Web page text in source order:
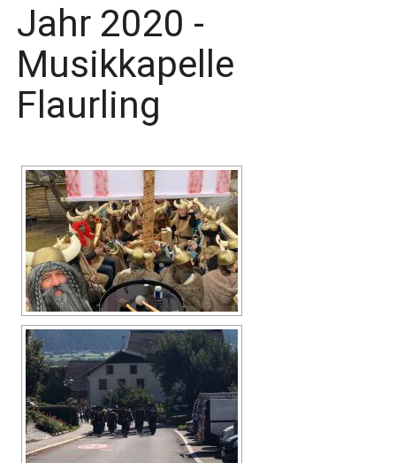
Jahr 2020 -
Musikkapelle
Flaurling